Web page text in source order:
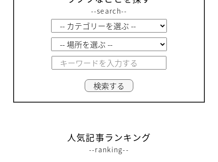
--search--
人気記事ランキング
--ranking--